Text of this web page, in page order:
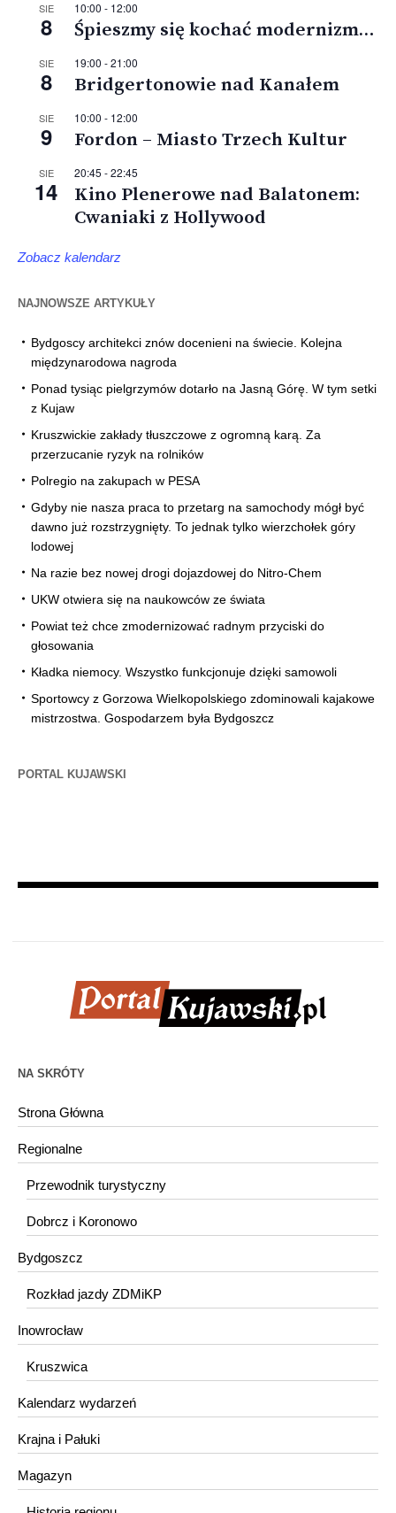
SIE
8
10:00 - 12:00
Śpieszmy się kochać modernizm…
SIE
8
19:00 -21:00
Bridgertonowie nad Kanałem
SIE
9
10:00 - 12:00
Fordon – Miasto Trzech Kultur
SIE
14
20:45 -22:45
Kino Plenerowe nad Balatonem:
Cwaniaki z Hollywood
Zobacz kalendarz
NAJNOWSZE ARTYKUŁY
Bydgoscy architekci znów docenieni na świecie. Kolejna
międzynarodowa nagroda
Ponad tysiąc pielgrzymów dotarło na Jasną Górę. W tym setki
z Kujaw
Kruszwickie zakłady tłuszczowe z ogromną karą. Za
przerzucanie ryzyk na rolników
Polregio na zakupach w PESA
Gdyby nie nasza praca to przetarg na samochody mógł być
dawno już rozstrzygnięty. To jednak tylko wierzchołek góry
lodowej
Na razie bez nowej drogi dojazdowej do Nitro-Chem
UKW otwiera się na naukowców ze świata
Powiat też chce zmodernizować radnym przyciski do
głosowania
Kładka niemocy. Wszystko funkcjonuje dzięki samowoli
Sportowcy z Gorzowa Wielkopolskiego zdominowali kajakowe
mistrzostwa. Gospodarzem była Bydgoszcz
PORTAL KUJAWSKI
NA SKRÓTY
Strona Główna
Regionalne
Przewodnik turystyczny
Dobrcz i Koronowo
Bydgoszcz
Rozkład jazdy ZDMiKP
Inowrocław
Kruszwica
Kalendarz wydarzeń
Krajna i Pałuki
Magazyn